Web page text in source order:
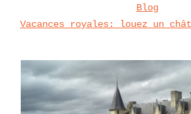
Blog
Vacances royales: louez un